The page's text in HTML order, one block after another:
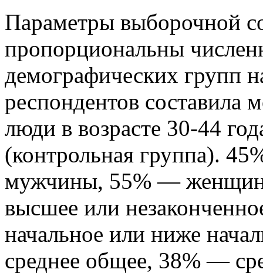
Параметры выборочной
пропорциональны
демографических групп
респондентов
люди в возрасте 30-44
(контрольная группа).
мужчины, 55% —
высшее или
начальное или ниже
среднее общее, 38% —